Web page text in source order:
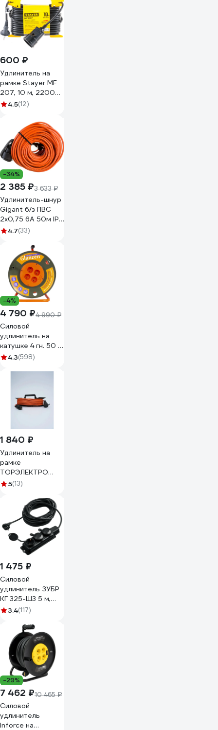
УХз16 YKKsm50m-
4g-Z(2,5)IP
600 ₽
Удлинитель на
рамке Stayer MF
207, 10 м, 2200
Вт, 1 гнездо, ПВС
55014-10_z01
4.5(12)
-34%
2 385 ₽3 633 ₽
Удлинитель-шнур
Gigant б/з ПВС
2х0,75 6A 50м IP
44 INDUSTRY EG
4.7(33)
-4%
4 790 ₽4 990 ₽
Силовой
удлинитель на
катушке 4 гн. 50 м
ПВС 2х2,5
4.3(598)
1 840 ₽
Удлинитель на
рамке
ТОРЭЛЕКТРО
серии
2х2,5 20м (б/з)
IP20. ВП200
5(13)
1 475 ₽
Силовой
удлинитель ЗУБР
КГ 325-Ш3 5 м,
4000 Вт, 3 гнезда
3.4(117)
-29%
7 462 ₽10 465 ₽
Силовой
удлинитель
Inforce на